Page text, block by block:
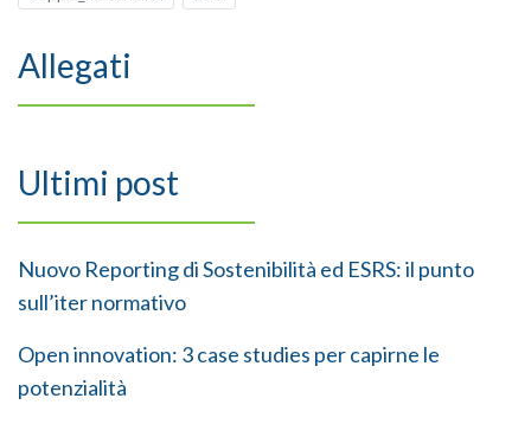
Allegati
Ultimi post
Nuovo Reporting di Sostenibilità ed ESRS: il punto
sull’iter normativo
Open innovation: 3 case studies per capirne le
potenzialità